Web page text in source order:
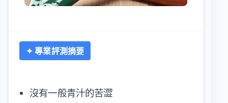
✦ 專業評測摘要
沒有一般青汁的苦澀